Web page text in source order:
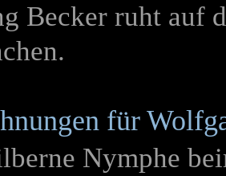
Becker ruht auf
für
Nymphe